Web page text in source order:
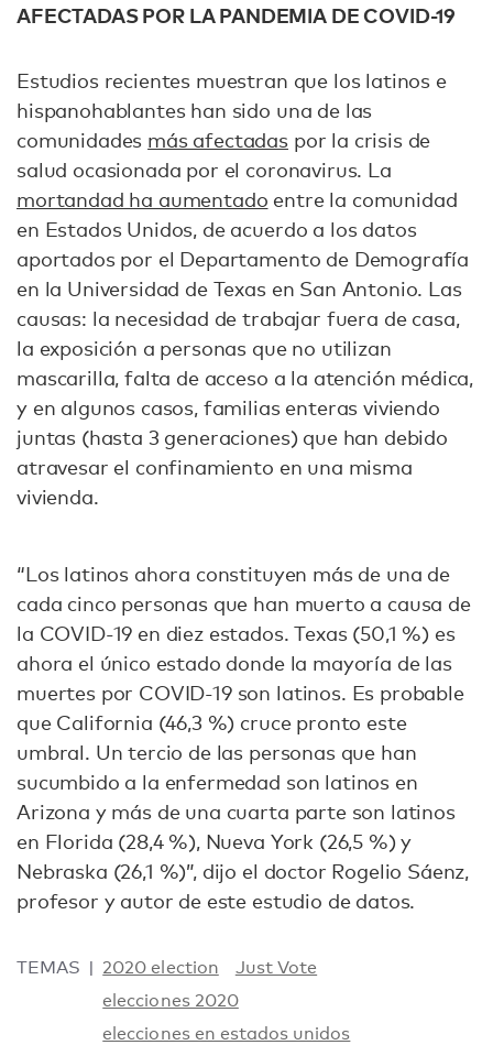
AFECTADAS POR LA PANDEMIA DE COVID-19
Estudios recientes muestran que los latinos e
hispanohablantes han sido una de las
comunidades más afectadas por la crisis de
salud ocasionada por el coronavirus. La
mortandad ha aumentado entre la comunidad
en Estados Unidos, de acuerdo a los datos
aportados por el Departamento de Demografía
en la Universidad de Texas en San Antonio. Las
causas: la necesidad de trabajar fuera de casa,
la exposición a personas que no utilizan
mascarilla, falta de acceso a la atención médica,
y en algunos casos, familias enteras viviendo
juntas (hasta 3 generaciones) que han debido
atravesar el confinamiento en una misma
vivienda.
“Los latinos ahora constituyen más de una de
cada cinco personas que han muerto a causa de
la COVID-19 en diez estados. Texas (50,1 %) es
ahora el único estado donde la mayoría de las
muertes por COVID-19 son latinos. Es probable
que California (46,3 %) cruce pronto este
umbral. Un tercio de las personas que han
sucumbido a la enfermedad son latinos en
Arizona y más de una cuarta parte son latinos
en Florida (28,4 %), Nueva York (26,5 %) y
Nebraska (26,1 %)”, dijo el doctor Rogelio Sáenz,
profesor y autor de este estudio de datos.
TEMAS 2020 election
Just Vote
elecciones 2020
elecciones en estados unidos